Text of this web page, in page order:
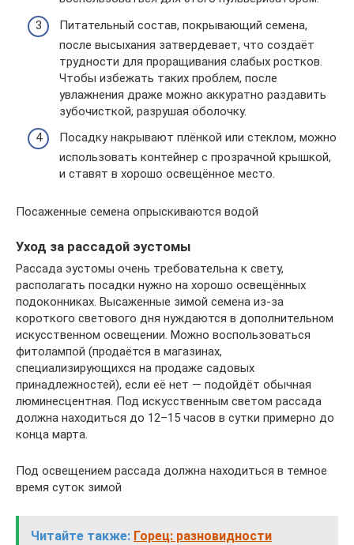
Питательный состав, покрывающий семена,
после высыхания затвердевает, что создаёт
трудности для проращивания слабых ростков.
Чтобы избежать таких проблем, после
увлажнения драже можно аккуратно раздавить
зубочисткой, разрушая оболочку.
Посадку накрывают плёнкой или стеклом, можно
использовать контейнер с прозрачной крышкой,
и ставят в хорошо освещённое место.
Посаженные семена опрыскиваются водой
Уход за рассадой эустомы
Рассада эустомы очень требовательна к свету,
располагать посадки нужно на хорошо освещённых
подоконниках. Высаженные зимой семена из-за
короткого светового дня нуждаются в дополнительном
искусственном освещении. Можно воспользоваться
фитолампой (продаётся в магазинах,
специализирующихся на продаже садовых
принадлежностей), если её нет — подойдёт обычная
люминесцентная. Под искусственным светом рассада
должна находиться до 12–15 часов в сутки примерно до
конца марта.
Под освещением рассада должна находиться в темное
время суток зимой
Читайте также: Горец: разновидности